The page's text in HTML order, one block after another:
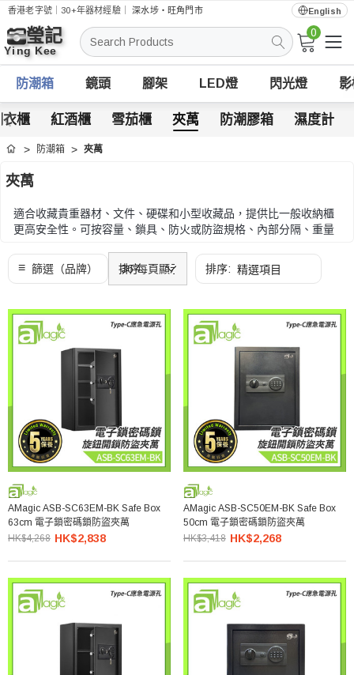
香港老字號｜30+年器材經驗｜深水埗・旺角門市 English
搜
索
0
防潮箱 鏡頭 腳架 LED燈 閃光燈
衣櫃 紅酒櫃 雪茄櫃 夾萬 防潮膠箱 濕度計
首頁 防潮箱 夾萬
夾萬
適合收藏貴重器材、文件、硬碟和小型收藏品，提供比一般收納櫃
更高安全性。可按容量、鎖具、防火或防盜規格、內部分隔、重量
可按容量、鎖具、防火或防盜規格、內部分隔、重量和擺放位置比
較。
AMagic ASB-SC63EM-BK Safe Box
63cm 電子鎖密碼鎖防盜夾萬
HK$4,268 HK$2,838
AMagic ASB-SC50EM-BK Safe Box
50cm 電子鎖密碼鎖防盜夾萬
HK$3,418 HK$2,268